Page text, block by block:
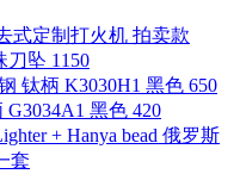
式定制打火机 拍卖款
刀坠 1150
钛柄 K3030H1 黑色 650
G3034A1 黑色 420
+ Hanya bead 俄罗斯
套